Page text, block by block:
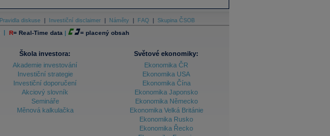
Pravidla diskuse Investiční disclaimer Náměty FAQ Skupina ČSOB
| R= Real-Time data | = placený obsah
Škola investora:
Akademie investování
Investiční strategie
Investiční doporučení
Akciový slovník
Semináře
Měnová kalkulačka
Světové ekonomiky:
Ekonomika ČR
Ekonomika USA
Ekonomika Čína
Ekonomika Japonsko
Ekonomika Německo
Ekonomika Velká Británie
Ekonomika Rusko
Ekonomika Řecko